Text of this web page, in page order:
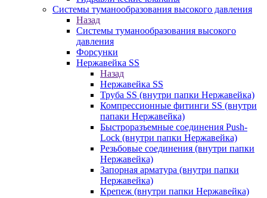
Системы туманообразования высокого давления
Назад
Системы туманообразования высокого
давления
Форсунки
Нержавейка SS
Назад
Нержавейка SS
Труба SS (внутри папки Нержавейка)
Компрессионные фитинги SS (внутри
папаки Нержавейка)
Быстроразъемные соединения Push-
Lock (внутри папки Нержавейка)
Резьбовые соединения (внутри папки
Нержавейка)
Запорная арматура (внутри папки
Нержавейка)
Крепеж (внутри папки Нержавейка)